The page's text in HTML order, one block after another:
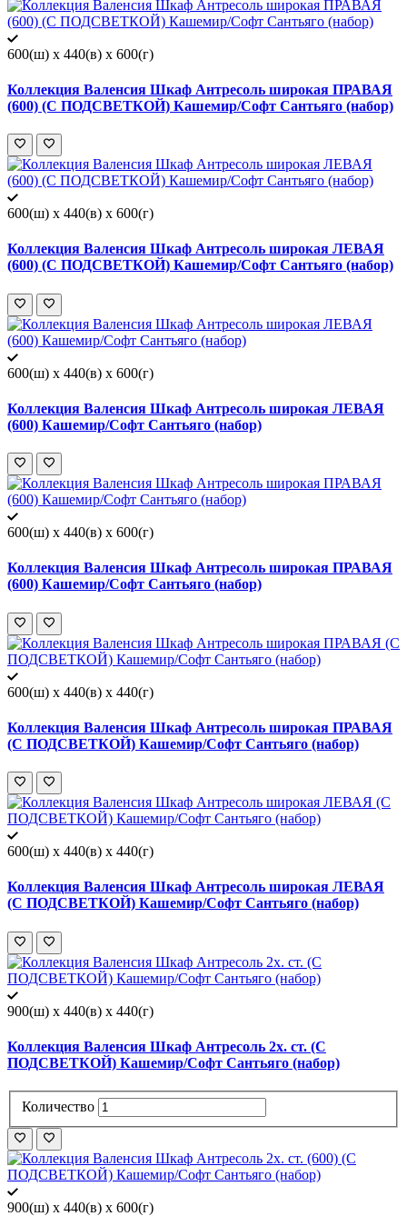
600(ш) x 440(в) x 600(г)
Коллекция Валенсия Шкаф Антресоль широкая ПРАВАЯ
(600) (С ПОДСВЕТКОЙ) Кашемир/Софт Сантьяго (набор)
600(ш) x 440(в) x 600(г)
Коллекция Валенсия Шкаф Антресоль широкая ЛЕВАЯ
(600) (С ПОДСВЕТКОЙ) Кашемир/Софт Сантьяго (набор)
600(ш) x 440(в) x 600(г)
Коллекция Валенсия Шкаф Антресоль широкая ЛЕВАЯ
(600) Кашемир/Софт Сантьяго (набор)
600(ш) x 440(в) x 600(г)
Коллекция Валенсия Шкаф Антресоль широкая ПРАВАЯ
(600) Кашемир/Софт Сантьяго (набор)
600(ш) x 440(в) x 440(г)
Коллекция Валенсия Шкаф Антресоль широкая ПРАВАЯ
(С ПОДСВЕТКОЙ) Кашемир/Софт Сантьяго (набор)
600(ш) x 440(в) x 440(г)
Коллекция Валенсия Шкаф Антресоль широкая ЛЕВАЯ
(С ПОДСВЕТКОЙ) Кашемир/Софт Сантьяго (набор)
900(ш) x 440(в) x 440(г)
Коллекция Валенсия Шкаф Антресоль 2х. ст. (С
ПОДСВЕТКОЙ) Кашемир/Софт Сантьяго (набор)
Количество
900(ш) x 440(в) x 600(г)